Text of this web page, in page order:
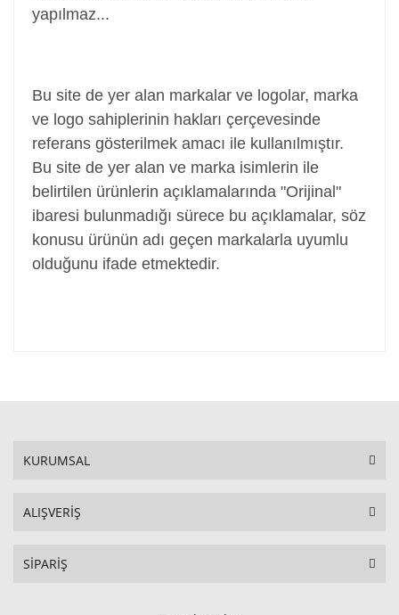
yapılmaz...
Bu site de yer alan markalar ve logolar, marka
ve logo sahiplerinin hakları çerçevesinde
referans gösterilmek amacı ile kullanılmıştır.
Bu site de yer alan ve marka isimlerin ile
belirtilen ürünlerin açıklamalarında "Orijinal"
ibaresi bulunmadığı sürece bu açıklamalar, söz
konusu ürünün adı geçen markalarla uyumlu
olduğunu ifade etmektedir.
KURUMSAL
ALIŞVERİŞ
SİPARİŞ